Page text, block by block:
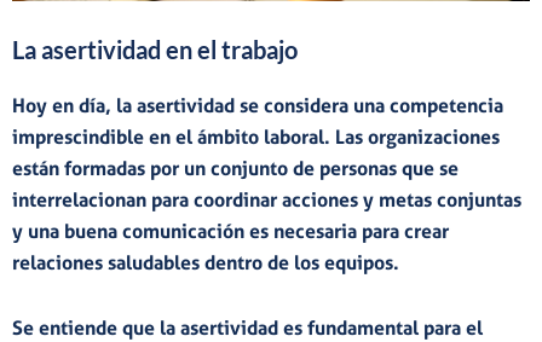
La asertividad en el trabajo
Hoy en día, la asertividad se considera una competencia
imprescindible en el ámbito laboral. Las organizaciones
están formadas por un conjunto de personas que se
interrelacionan para coordinar acciones y metas conjuntas
y una buena comunicación es necesaria para crear
relaciones saludables dentro de los equipos.
Se entiende que la asertividad es fundamental para el